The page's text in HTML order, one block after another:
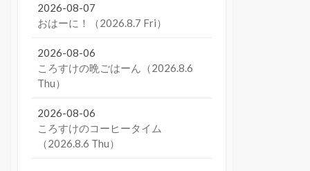
2026-08-07
おはーに！（2026.8.7 Fri）
2026-08-06
ころすけの晩ごはーん（2026.8.6
Thu）
2026-08-06
ころすけのコーヒータイム
（2026.8.6 Thu）